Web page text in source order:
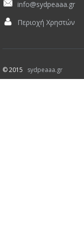
info@sydpeaaa.gr
Περιοχή Χρηστών
© 2015 sydpeaaa.gr